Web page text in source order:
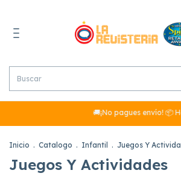
🚚¡No pagues envío! 📦 Hacé tu
Inicio . Catalogo . Infantil . Juegos Y
Juegos Y Actividades